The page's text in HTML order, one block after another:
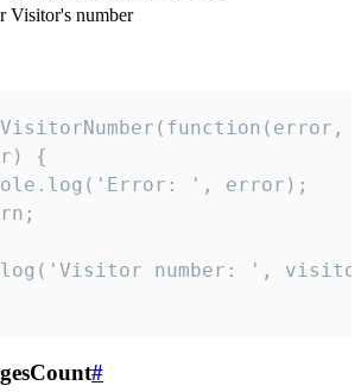
Visitor's number
{
', error);
number: ',
#